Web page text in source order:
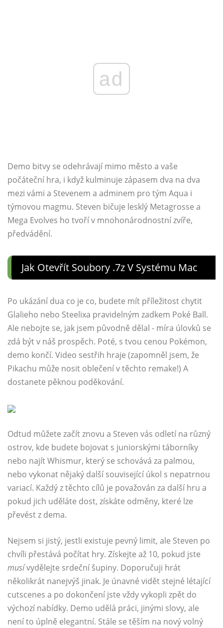
ad
Demo bitvy se odehrávají mimo město a vaše
počáteční hra, i když kulminuje zápasem dva na dva
mezi vámi a Stevenem a adminem pro tým Aqua i
týmovou magmu. Steven bičuje lesklý Metagrosse a
Mega Evolves ho tvoří v mnohonárodnostní zvíře,
předvádění.
Jak Otevřít Soubory .7z V Systému Mac
Po ukázání dua co je co, budete mít příležitost chytit
Glalieho nebo Steelixa pravidelným zadkem Poké Ball.
Ale nebojte se, jak jsem původně dělal - míra úlovků se
zdá být v náš prospěch. Poté, s tvou cenou Pokémon,
demo končí. Video sestřih hraje (zapomněl jsem, že
Pikachu může nosit oblečení v těchto remake!) A
dostanete pěknou poděkování.
Odtud můžete začít znovu a Steven vás odletí na různý
ostrov, kde budete bojovat s juniorskými táborníky
nebo najít Whismur, který se schovává za palmou,
nebo vykonat nějaký další související úkol s nepatrnou
variací. Každý z těchto cílů je považován za další hru a
pokud jich uděláte dost, získáte odměny, které lze
převést z dema.
Nejsem si jistý, jestli existuje pevný limit, ale Steven po
chvíli přestává počítat hry. Získejte až 10, pokud jste
musívydělejte srdeční šupiny. Doporučuji hrát
několikrát nanejvýš jinak. Je únavné vidět stejné létající
cutscenes a po dokončení jste vždy vykopli zpět do
výchozí nabídky. Demo udělá práci, jinými slovy, ale
není to úplně elegantní. Stále se těším na nový volný